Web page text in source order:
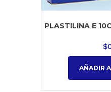
PLASTILINA E
$
AÑADIR